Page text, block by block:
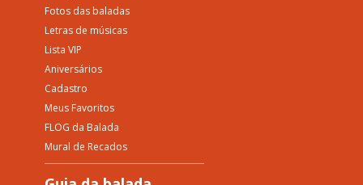
Fotos das baladas
Letras de músicas
Lista VIP
Aniversários
Cadastro
Meus Favoritos
FLOG da Balada
Mural de Recados